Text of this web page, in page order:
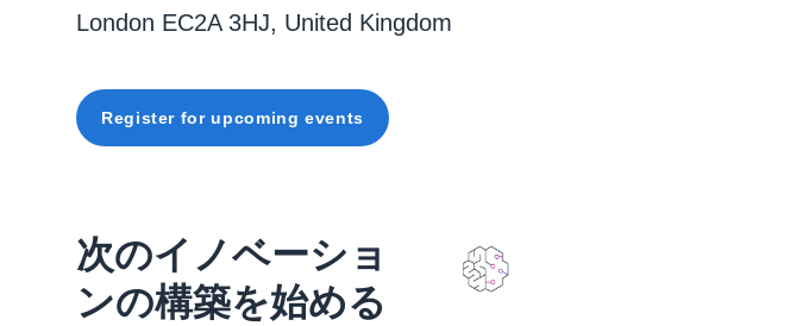
London EC2A 3HJ, United Kingdom
Register for upcoming events
次のイノベーショ
ンの構築を始める